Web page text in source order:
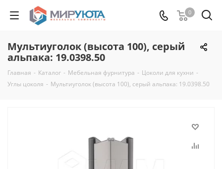
0
Мультиуголок (высота 100), серый
альпака: 19.0398.50
Главная - Каталог - Мебельная фурнитура - Цоколи для кухни -
Углы цоколя - Мультиуголок (высота 100), серый альпака: 19.0398.50